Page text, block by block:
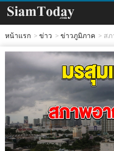
หน้าแรก ข่าว ข่าวภูมิภาค สภ